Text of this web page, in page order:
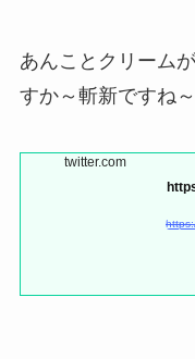
あんことクリーム
すか～斬新ですね～
twitter.com